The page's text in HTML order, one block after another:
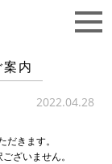
内
2022.04.28
だきます。
ざいません。